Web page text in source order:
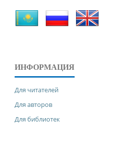
ИНФОРМАЦИЯ
Для читателей
Для авторов
Для библиотек